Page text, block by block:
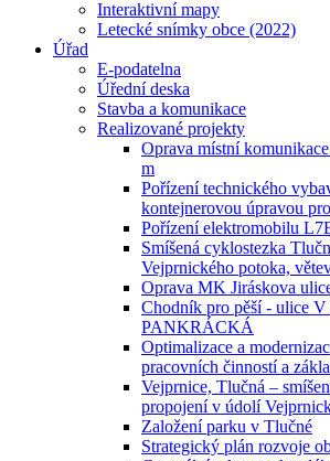
Interaktivní mapy
Letecké snímky obce (2022)
Úřad
E-podatelna
Úřední deska
Stavba a komunikace
Realizované projekty
Oprava místní
m
Pořízení technického
kontejnerovou úpravou
Pořízení elektromobilu
Smíšená cyklostezka
Vejprnického potoka,
Oprava MK Jiráskova
Chodník pro pěší - ulice
PANKRÁCKÁ
Optimalizace a
pracovních činností a
Vejprnice, Tlučná –
propojení v údolí
Založení parku v Tlučné
Strategický plán rozvoje